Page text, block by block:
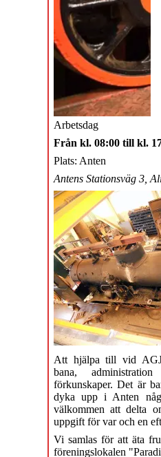
Arbetsdag
Från kl. 08:00 till kl.
Plats: Anten
Antens Stationsväg 3,
Att hjälpa till vid AGJ
bana,
förkunskaper. Det är
dyka upp i Anten
välkommen att delta
uppgift för var och en
Vi samlas för att äta
föreningslokalen